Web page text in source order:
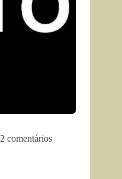
2 comentários